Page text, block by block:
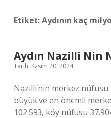
Etiket:Aydının kaç
Aydın Nazilli Nin
Tarih: Kasım 20, 2024
Nazilli’nin merkez nüfusu
büyük ve en önemli
102.593, köy nüfusu